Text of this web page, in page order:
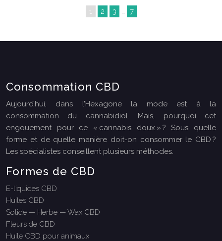
1 2 3 … 7
Consommation CBD
Aujourd’hui, dans l’Hexagone la mode est à la
consommation du cannabidiol. Mais, pourquoi cet
engouement pour ce « cannabis doux » ? Sous quelle
forme et de quelle manière doit-on consommer le CBD ?
Les spécialistes conseillent plusieurs méthodes.
Formes de CBD
E-liquides CBD
Huiles CBD
Solide — Herbe — Wax CBD
Fleurs de CBD
Huile CBD pour animaux